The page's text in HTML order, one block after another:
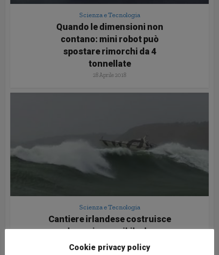
Scienza e Tecnologia
Quando le dimensioni non
contano: mini robot può
spostare rimorchi da 4
tonnellate
28 Aprile 2018
Scienza e Tecnologia
Cantiere irlandese costruisce
barca impossibile da
rovesciare
Cookie privacy policy